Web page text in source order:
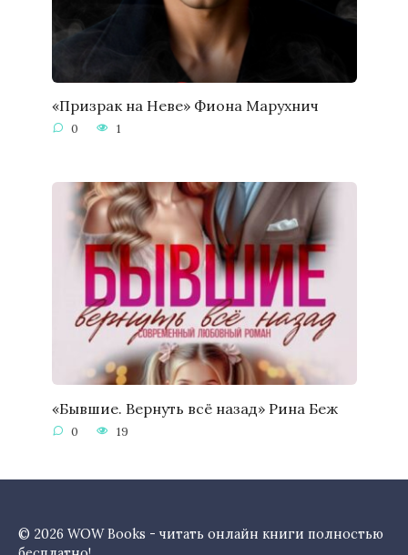
«Призрак на Неве» Фиона Марухнич
0 1
«Бывшие. Вернуть всё назад» Рина Беж
0 19
© 2026 WOW Books - читать онлайн книги полностью